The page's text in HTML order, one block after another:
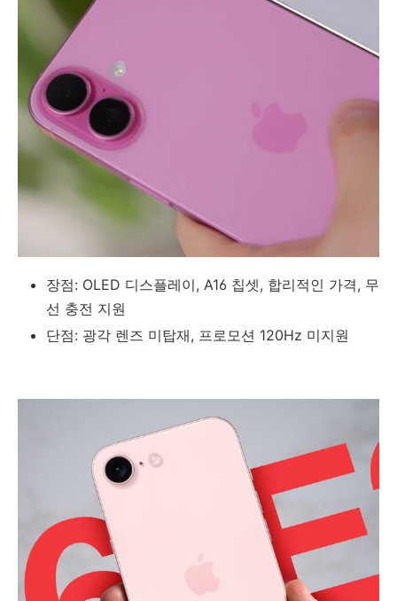
장점: OLED 디스플레이, A16 칩셋, 합리적인 가격, 무
선 충전 지원
단점: 광각 렌즈 미탑재, 프로모션 120Hz 미지원